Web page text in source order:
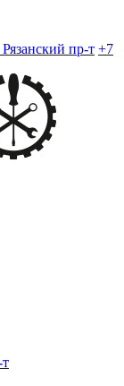
Рязанский пр-т +7